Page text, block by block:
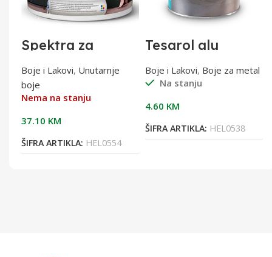
Spektra za
kuhinje i
kupaonice 5lit
Boje i Lakovi, Unutarnje
boje
Nema na stanju
37.10 KM
ŠIFRA ARTIKLA: HEL0554
Tesarol alu
0,20L
Boje i Lakovi, Boje za metal
Na stanju
4.60 KM
ŠIFRA ARTIKLA: HEL0538